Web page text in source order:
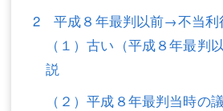
相続・遺言
離婚（夫婦間トラブル）
離婚（夫婦間トラブル）
企業法務
2 平成８年最判以前→不当利
（１）古い（平成８年最判
説
（２）平成８年最判当時の